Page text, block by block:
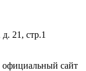
д. 21, стр.1
официальный сайт